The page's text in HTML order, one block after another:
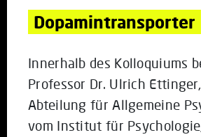
Dopamintransporter
Innerhalb des Kolloquiums
Professor Dr. Ulrich
Abteilung für Allgemeine
vom Institut für